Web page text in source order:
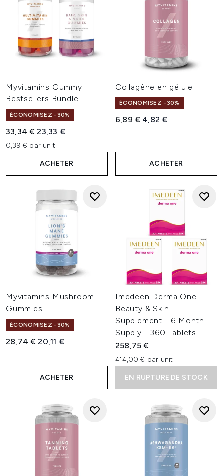
Myvitamins Gummy
Bestsellers Bundle
ÉCONOMISEZ -30%
Prix de vente :
33,34 €Prix ​​actuel :
23,33 €
0,39 € par unit
ACHETER
Collagène en gélule
ÉCONOMISEZ -30%
Prix de vente :
6,89 € Prix ​​actuel :
4,82 €
ACHETER
Myvitamins Mushroom
Gummies
ÉCONOMISEZ -30%
Prix de vente :
28,74 €Prix ​​actuel :
20,11 €
ACHETER
Imedeen Derma One
Beauty & Skin
Supplement - 6 Month
Supply - 360 Tablets
258,75 €
414,00 € par unit
EN RUPTURE DE STOCK